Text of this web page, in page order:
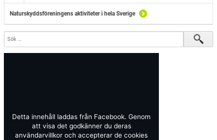
Naturskyddsföreningens aktiviteter i hela Sverige
Detta innehåll laddas från Facebook. Genom
att visa det godkänner du deras
användarvillkor och accepterar de cookies